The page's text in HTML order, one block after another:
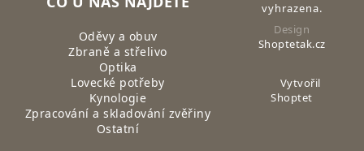
Oděvy a obuv
Zbraně a střelivo
Optika
Lovecké potřeby
Kynologie
Zpracování a skladování zvěřiny
Ostatní
vyhrazena.
Design
Shoptetak.cz
Vytvořil
Shoptet